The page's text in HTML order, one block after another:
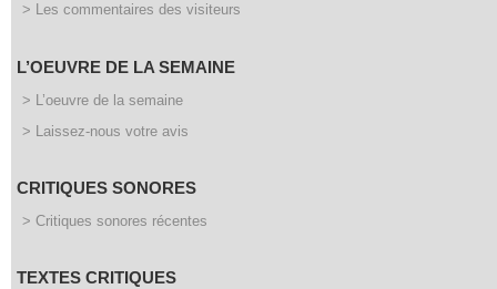
> Les commentaires des visiteurs
L’OEUVRE DE LA SEMAINE
> L’oeuvre de la semaine
> Laissez-nous votre avis
CRITIQUES SONORES
> Critiques sonores récentes
TEXTES CRITIQUES